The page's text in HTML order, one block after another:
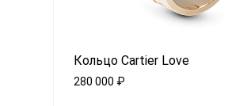
Кольцо Cartier Love
280 000 ₽